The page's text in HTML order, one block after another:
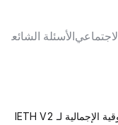
الأسئلة الشائعة
اعتبارًا من 9 أغسطس 2026، تبلغ القيمة السوقية الإجمالية لـ IETH V2